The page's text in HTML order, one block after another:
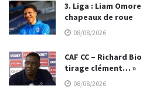
3. Liga : Liam
chapeaux de roue
08/08/2026
CAF CC – Richard
tirage clément… »
08/08/2026